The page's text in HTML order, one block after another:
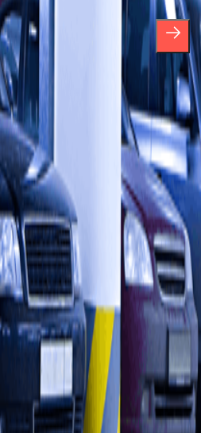
Política de Privacidad para recibir
Parclick. Sin ningún compromiso,
en la misma newsletter.
de pago: